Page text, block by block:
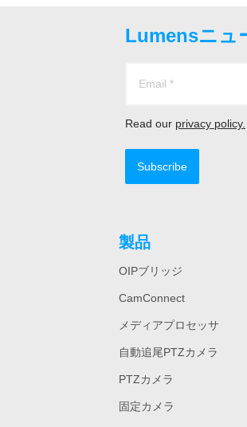
Lumensニュ
Read our privacy policy.
Subscribe
製品
OIPブリッジ
CamConnect
メディアプロセッサ
自動追尾PTZカメラ
PTZカメラ
固定カメラ